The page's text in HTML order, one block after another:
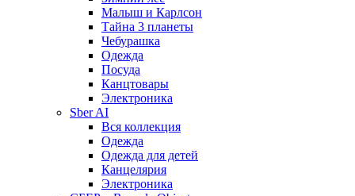
Малыш и Карлсон
Тайна 3 планеты
Чебурашка
Одежда
Посуда
Канцтовары
Электроника
Sber AI
Вся коллекция
Одежда
Одежда для детей
Канцелярия
Электроника